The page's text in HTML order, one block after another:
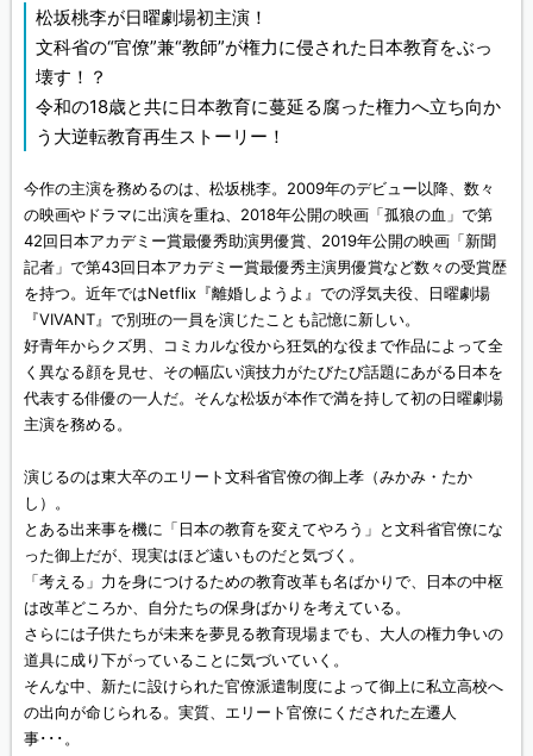
松坂桃李が日曜劇場初主演！
文科省の“官僚”兼“教師”が権力に侵された日本教育をぶっ
壊す！？
令和の18歳と共に日本教育に蔓延る腐った権力へ立ち向か
う大逆転教育再生ストーリー！
今作の主演を務めるのは、松坂桃李。2009年のデビュー以降、数々
の映画やドラマに出演を重ね、2018年公開の映画「孤狼の血」で第
42回日本アカデミー賞最優秀助演男優賞、2019年公開の映画「新聞
記者」で第43回日本アカデミー賞最優秀主演男優賞など数々の受賞歴
を持つ。近年ではNetflix『離婚しようよ』での浮気夫役、日曜劇場
『VIVANT』で別班の一員を演じたことも記憶に新しい。
好青年からクズ男、コミカルな役から狂気的な役まで作品によって全
く異なる顔を見せ、その幅広い演技力がたびたび話題にあがる日本を
代表する俳優の一人だ。そんな松坂が本作で満を持して初の日曜劇場
主演を務める。
演じるのは東大卒のエリート文科省官僚の御上孝（みかみ・たか
し）。
とある出来事を機に「日本の教育を変えてやろう」と文科省官僚にな
った御上だが、現実はほど遠いものだと気づく。
「考える」力を身につけるための教育改革も名ばかりで、日本の中枢
は改革どころか、自分たちの保身ばかりを考えている。
さらには子供たちが未来を夢見る教育現場までも、大人の権力争いの
道具に成り下がっていることに気づいていく。
そんな中、新たに設けられた官僚派遣制度によって御上に私立高校へ
の出向が命じられる。実質、エリート官僚にくだされた左遷人
事･･･。